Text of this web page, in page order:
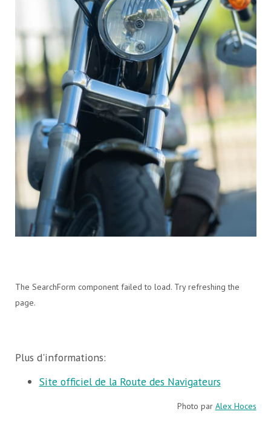
The SearchForm component failed to load. Try refreshing the
page.
Plus d'informations:
Site officiel de la Route des Navigateurs
Photo par Alex Hoces